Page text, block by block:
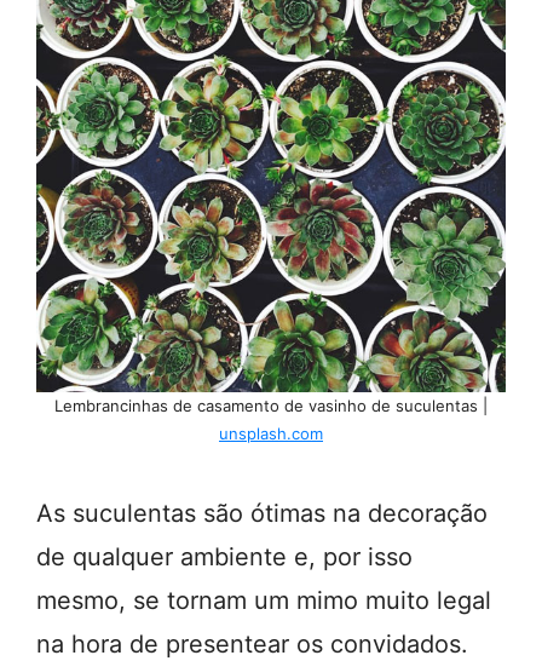
Lembrancinhas de casamento de vasinho de suculentas |
unsplash.com
As suculentas são ótimas na decoração
de qualquer ambiente e, por isso
mesmo, se tornam um mimo muito legal
na hora de presentear os convidados.